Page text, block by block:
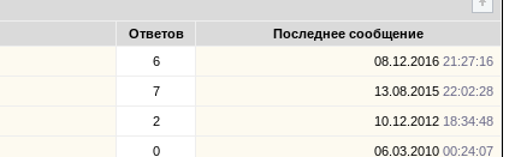
Ответов
Последнее сообщение
6 08.12.2016 21:27:16
7 13.08.2015 22:02:28
2 10.12.2012 18:34:48
0 06.03.2010 00:24:07